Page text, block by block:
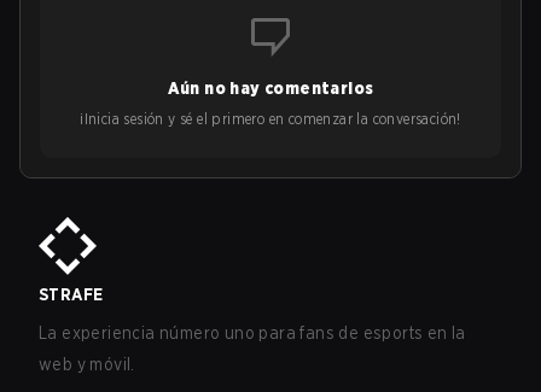
Aún no hay comentarios
¡Inicia sesión y sé el primero en comenzar la conversación!
STRAFE
La experiencia número uno para fans de esports en la
web y móvil.